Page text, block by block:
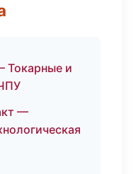
Токарные и
—